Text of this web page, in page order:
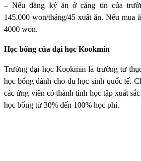
– Nếu đăng ký ăn ở căng tin của
145.000 won/tháng/45 xuất ăn. Nếu mua
4000 won.
Học bổng của đại học Kookmin
Trường đại học Kookmin là trường tư
học bổng dành cho du học sinh quốc tế.
các ứng viên có thành tính học tập xuất
học bổng từ 30% đến 100% học phí.